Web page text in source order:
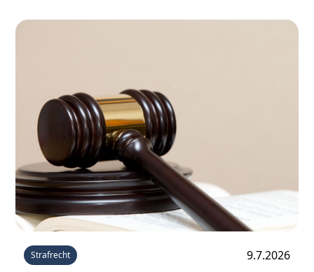
Strafrecht 9.7.2026